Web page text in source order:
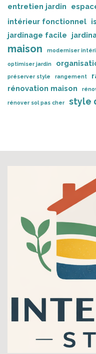
entretien jardin
intérieur fonctionnel
jardinage facile
maison moderniser
optimiser jardin
préserver style rangement
rénovation maison
rénover sol pas cher style